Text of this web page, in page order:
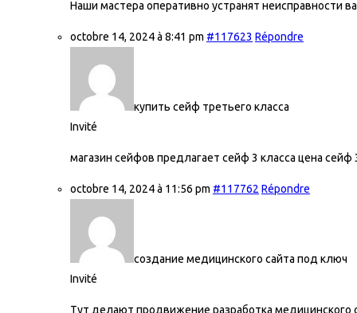
Наши мастера оперативно устранят неисправности
octobre 14, 2024 à 8:41 pm #117623 Répondre
купить сейф третьего класса
Invité
магазин сейфов предлагает сейф 3 класса цена сейф
octobre 14, 2024 à 11:56 pm #117762 Répondre
создание медицинского сайта под ключ
Invité
Тут делают продвижение разработка медицинского